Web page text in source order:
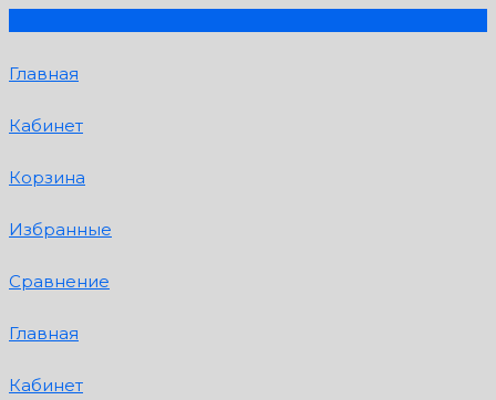
Главная
Кабинет
Корзина
Избранные
Сравнение
Главная
Кабинет